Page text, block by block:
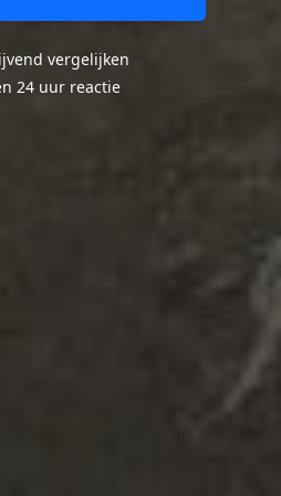
vergelijken
24 uur reactie